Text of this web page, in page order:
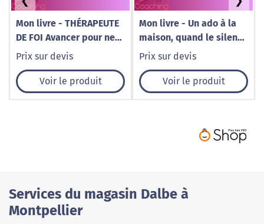
Mon livre - THÉRAPEUTE
DE FOI Avancer pour ne
pas tomber
Prix sur devis
Voir le produit
Mon livre - Un ado à la
maison, quand le silence
fait du bruit
Prix sur devis
Voir le produit
Services du magasin Dalbe à
Montpellier